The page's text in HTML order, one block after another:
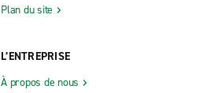
Plan du site
L’ENTREPRISE
À propos de nous